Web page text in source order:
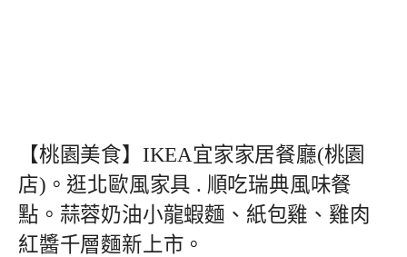
【桃園美食】IKEA宜家家居餐廳(桃園
店)。逛北歐風家具 . 順吃瑞典風味餐
點。蒜蓉奶油小龍蝦麵、紙包雞、雞肉
紅醬千層麵新上市。